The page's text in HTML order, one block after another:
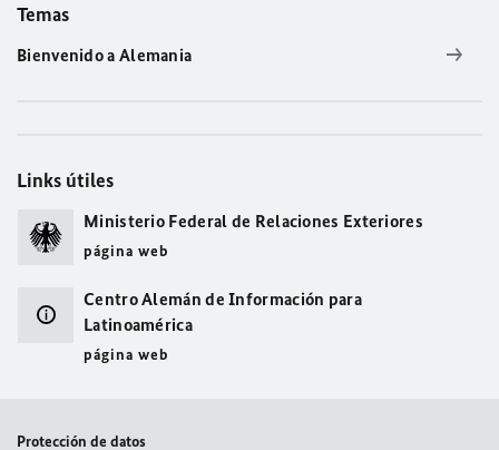
Temas
Bienvenido a Alemania
Links útiles
Ministerio Federal de Relaciones Exteriores
página web
Centro Alemán de Información para
Latinoamérica
página web
Protección de datos